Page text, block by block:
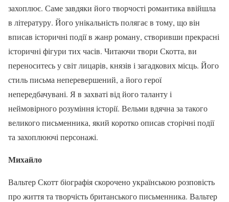
захоплює. Саме завдяки його творчості романтика ввійшла
в літературу. Його унікальність полягає в тому, що він
вписав історичні події в жанр роману, створивши прекрасні
історичні фігури тих часів. Читаючи твори Скотта, ви
переноситесь у світ лицарів, князів і загадкових місць. Його
стиль письма неперевершений, а його герої
непередбачувані. Я в захваті від його таланту і
неймовірного розуміння історії. Вельми вдячна за такого
великого письменника, який коротко описав сторічні події
та захоплюючі персонажі.
Михайло
Вальтер Скотт біографія скорочено українською розповість
про життя та творчість британського письменника. Вальтер